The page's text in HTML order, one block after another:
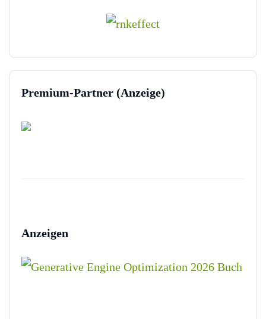
Premium-Partner (Anzeige)
Anzeigen